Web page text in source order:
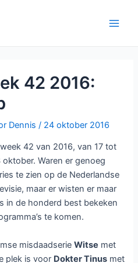
42 2016:
Dennis/ 24 oktober 2016
42 van 2016, van 17 tot
oktober. Waren er genoeg
te zien op de Nederlandse
maar er wisten er maar
in de honderd best bekeken
te komen.
misdaadserieWitse met
plek is voor Dokter Tinus met